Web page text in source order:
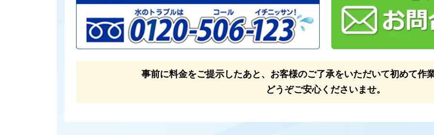
事前に料金をご提示したあと、お客様のご了承をいただいて初めて作
どうぞご安心くださいませ。